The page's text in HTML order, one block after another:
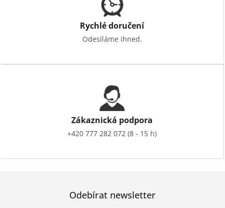
Rychlé doručení
Odesíláme ihned.
Zákaznická podpora
+420 777 282 072 (8 - 15 h)
Odebírat newsletter